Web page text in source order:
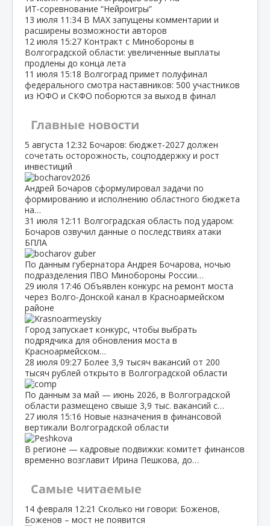
ИТ‑соревнование “Нейроигры”
13 июля 11:34 В МАХ запущены комментарии и
расширены возможности авторов
12 июля 15:27 Контракт с Минобороны в
Волгоградской области: увеличенные выплаты
продлены до конца лета
11 июля 15:18 Волгоград примет полуфинал
федерального смотра наставников: 500 участников
из ЮФО и СКФО поборются за выход в финал
Главные новости
5 августа 12:32 Бочаров: бюджет‑2027 должен
сочетать осторожность, соцподдержку и рост
инвестиций
Андрей Бочаров сформулировал задачи по
формированию и исполнению областного бюджета
на…
31 июля 12:11 Волгоградская область под ударом:
Бочаров озвучил данные о последствиях атаки
БПЛА
По данным губернатора Андрея Бочарова, ночью
подразделения ПВО Минобороны России…
29 июля 17:46 Объявлен конкурс на ремонт моста
через Волго‑Донской канал в Красноармейском
районе
Город запускает конкурс, чтобы выбрать
подрядчика для обновления моста в
Красноармейском…
28 июля 09:27 Более 3,9 тысяч вакансий от 200
тысяч рублей открыто в Волгоградской области
По данным за май — июнь 2026, в Волгоградской
области размещено свыше 3,9 тыс. вакансий с…
27 июля 15:16 Новые назначения в финансовой
вертикали Волгоградской области
В регионе — кадровые подвижки: комитет финансов
временно возглавит Ирина Пешкова, до…
Самые читаемые
14 февраля 12:21 Сколько ни говори: Боженов,
Боженов – мост не появится